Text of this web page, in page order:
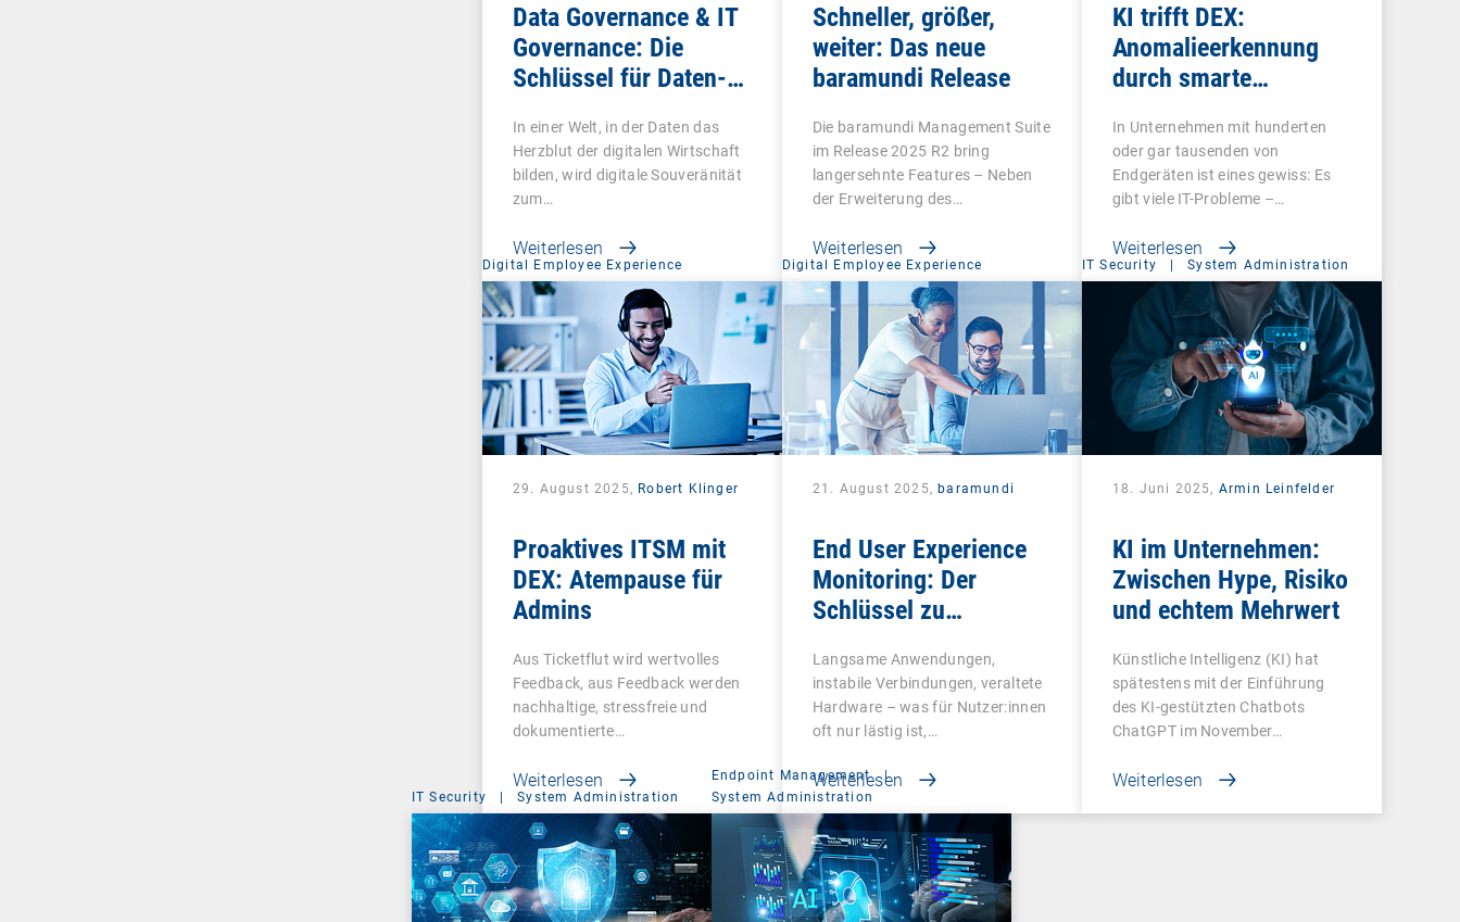
Data Governance & IT
Governance: Die
Schlüssel für Daten-
Souveränität
In einer Welt, in der Daten das
Herzblut der digitalen Wirtschaft
bilden, wird digitale Souveränität
zum…
Weiterlesen
Schneller, größer,
weiter: Das neue
baramundi Release
Die baramundi Management Suite
im Release 2025 R2 bring
langersehnte Features – Neben
der Erweiterung des…
Weiterlesen
KI trifft DEX:
Anomalieerkennung
durch smarte
In Unternehmen mit hunderten
oder gar tausenden von
Endgeräten ist eines gewiss: Es
gibt viele IT-Probleme –…
Weiterlesen
Digital Employee Experience
29. August 2025, Robert Klinger
Proaktives ITSM mit
DEX: Atempause für
Admins
Aus Ticketflut wird wertvolles
Feedback, aus Feedback werden
nachhaltige, stressfreie und
dokumentierte…
Weiterlesen
Digital Employee Experience
21. August 2025,baramundi
End User Experience
Monitoring: Der
Schlüssel zu
produktiven
Mitarbeitenden
Langsame Anwendungen,
instabile Verbindungen, veraltete
Hardware – was für Nutzer:innen
oft nur lästig ist,…
Weiterlesen
IT Security | System Administration
18. Juni 2025, Armin Leinfelder
KI im Unternehmen:
Zwischen Hype, Risiko
und echtem Mehrwert
Künstliche Intelligenz (KI) hat
spätestens mit der Einführung
des KI-gestützten Chatbots
ChatGPT im November…
Weiterlesen
IT Security | System Administration
Endpoint Management
|
System Administration